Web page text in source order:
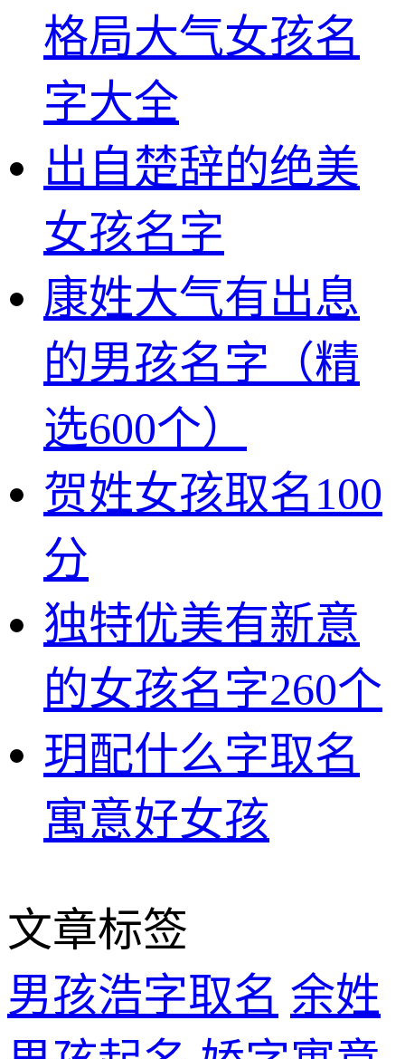
格局大气女孩名
字大全
出自楚辞的绝美
女孩名字
康姓大气有出息
的男孩名字（精
选600个）
贺姓女孩取名100
分
独特优美有新意
的女孩名字260个
玥配什么字取名
寓意好女孩
文章标签
男孩浩字取名 余姓